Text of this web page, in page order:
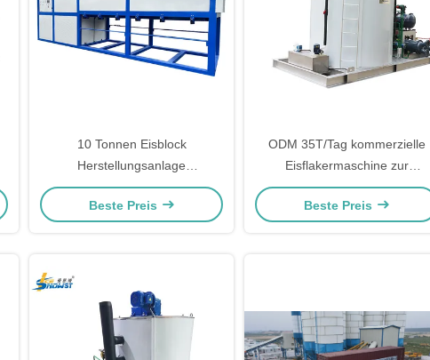
10 Tonnen Eisblock
Herstellungsanlage
Gewerblicher Eisblockhersteller
80KW
Beste Preis
ODM 35T/Tag kommerzielle
Eisflakermaschine zur
Herstellung von Fischerei-Eis
Beste Preis